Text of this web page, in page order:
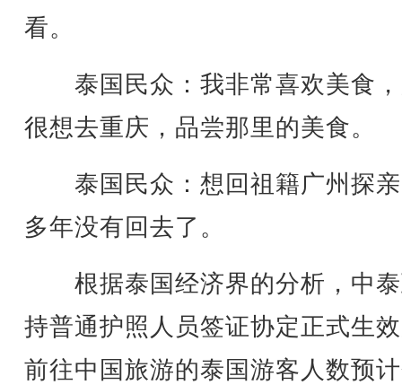
看。
泰国民众：我非常喜欢美食
很想去重庆，品尝那里的美食。
泰国民众：想回祖籍广州探
多年没有回去了。
根据泰国经济界的分析，中
持普通护照人员签证协定正式生
前往中国旅游的泰国游客人数预